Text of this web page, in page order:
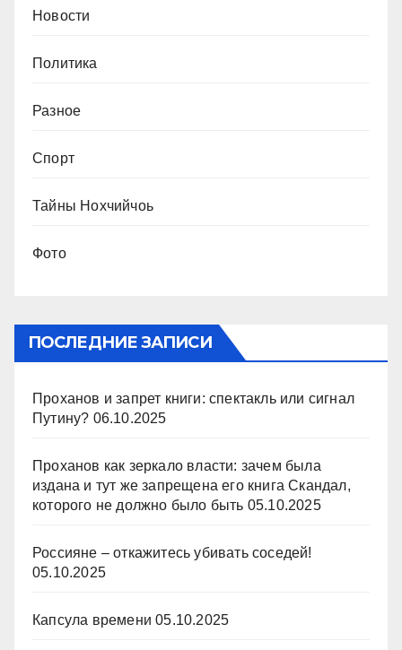
Новости
Политика
Разное
Спорт
Тайны Нохчийчоь
Фото
ПОСЛЕДНИЕ ЗАПИСИ
Проханов и запрет книги: спектакль или сигнал
Путину? 06.10.2025
Проханов как зеркало власти: зачем была
издана и тут же запрещена его книга Скандал,
которого не должно было быть 05.10.2025
Россияне – откажитесь убивать соседей!
05.10.2025
Капсула времени 05.10.2025